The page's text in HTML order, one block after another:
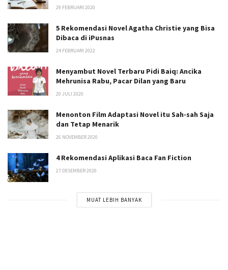
29 FEBRUARI 2020
5 Rekomendasi Novel Agatha Christie yang Bisa
Dibaca di iPusnas
24 FEBRUARI 2022
Menyambut Novel Terbaru Pidi Baiq: Ancika
Mehrunisa Rabu, Pacar Dilan yang Baru
20 JULI 2020
Menonton Film Adaptasi Novel itu Sah-sah Saja
dan Tetap Menarik
26 NOVEMBER 2020
4 Rekomendasi Aplikasi Baca Fan Fiction
27 DESEMBER 2020
MUAT LEBIH BANYAK